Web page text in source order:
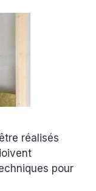
réalisés
pour